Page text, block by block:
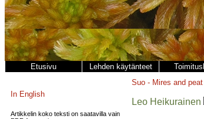
Etusivu Lehden käytänteet
In English
Artikkelin koko teksti on saatavilla vain
Suo - Mires and peat
Leo Heikurainen